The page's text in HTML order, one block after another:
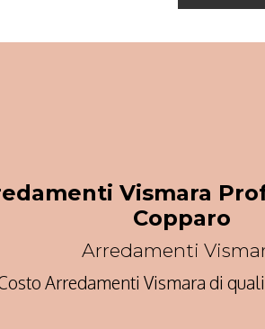
Vismara
Copparo
Arredamenti
Arredamenti Vismara di